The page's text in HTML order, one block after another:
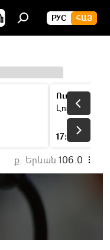
РУС ՀԱՅ
Ուղիղ եթեր
Լուրեր
17:00
ք. Երևան 106.0